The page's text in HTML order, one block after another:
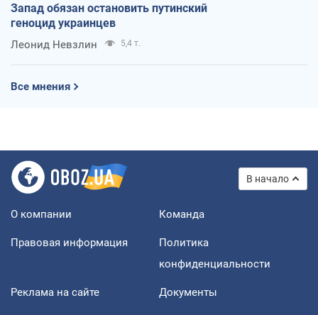
Запад обязан остановить путинский
геноцид украинцев
Леонид Невзлин 5,4 т.
Все мнения
В начало
О компании Команда
Правовая информация
Политика
конфиденциальности
Реклама на сайте Документы